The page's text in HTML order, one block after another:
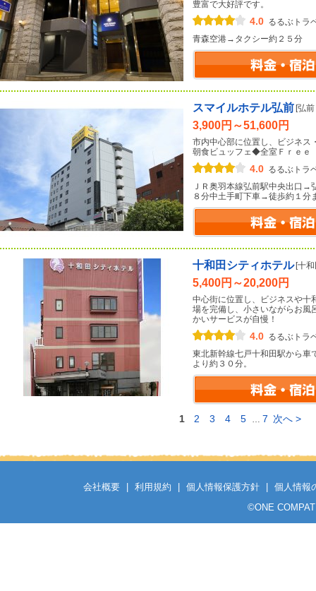
豊富で大好評です。
4.0 るるぶトラ
青森空港→タクシー約２５分
スマイルホテル弘前 [弘
3,900円～51,600円
市内中心部に位置し、ビジネ
朝食ビュッフェ◆全室Ｆｒｅ
4.0 るるぶトラ
ＪＲ奥羽本線弘前駅中央出口→
８分中土手町下車→徒歩約１分
十和田シティホテル [十
5,400円～20,200円
中心街に位置し、ビジネスや
場を完備し、小さいながらお風
かいサービスが自慢！
4.0 るるぶトラ
東北新幹線七戸十和田駅から車
より約３０分。
1 2 3 4 5 … 7 次へ >
会社概要 利用規約 個人情報保護方針
個人情報
©ONE